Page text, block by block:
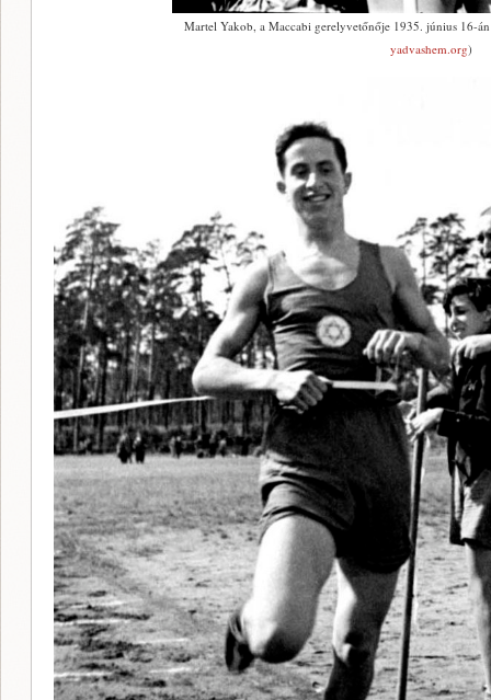
Martel Yakob, a Maccabi gerelyvetőnője 1935. június 16-
yadvashem.org)